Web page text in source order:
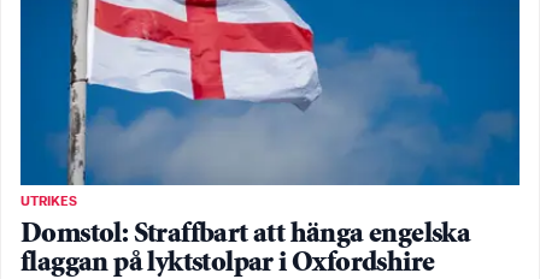
UTRIKES
Domstol: Straffbart att hänga engelska
flaggan på lyktstolpar i Oxfordshire